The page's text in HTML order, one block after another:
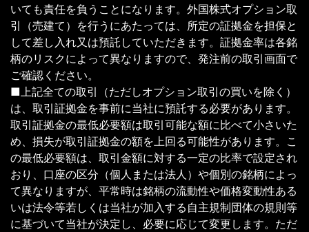
いても責任を負うことになります。外国株式オプション取
引（売建て）を行うにあたっては、所定の証拠金を担保と
して差し入れ又は預託していただきます。証拠金率は各銘
柄のリスクによって異なりますので、発注前の取引画面で
ご確認ください。
■上記全ての取引（ただしオプション取引の買いを除く）
は、取引証拠金を事前に当社に預託する必要があります。
取引証拠金の最低必要額は取引可能な額に比べて小さいた
め、損失が取引証拠金の額を上回る可能性があります。こ
の最低必要額は、取引金額に対する一定の比率で設定され
おり、口座の区分（個人または法人）や個別の銘柄によっ
て異なりますが、平常時は銘柄の流動性や価格変動性ある
いは法令等若しくは当社が加入する自主規制団体の規則等
に基づいて当社が決定し、必要に応じて変更します。ただ